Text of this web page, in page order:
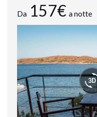
Da 157€ a notte